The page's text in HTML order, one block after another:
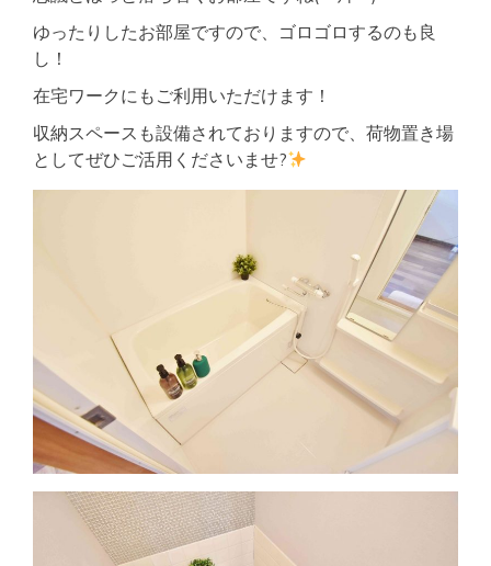
ゆったりしたお部屋ですので、ゴロゴロするのも良
し！
在宅ワークにもご利用いただけます！
収納スペースも設備されておりますので、荷物置き場
としてぜひご活用くださいませ?